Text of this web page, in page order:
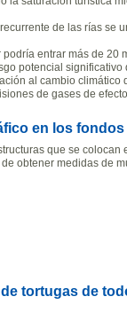
de las rías se
entrar más de 20
potencial significativo
al cambio
de gases de
en los
que se colocan
obtener medidas de
tortugas de